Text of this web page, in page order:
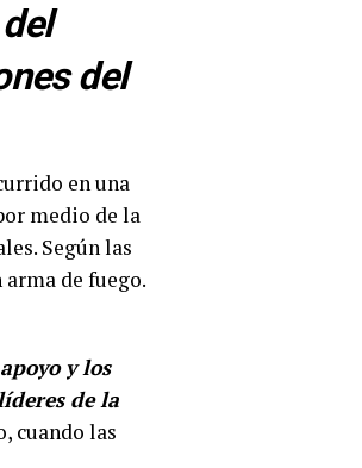
del
en una
medio de la
Según las
de fuego.
y los
de la
cuando las